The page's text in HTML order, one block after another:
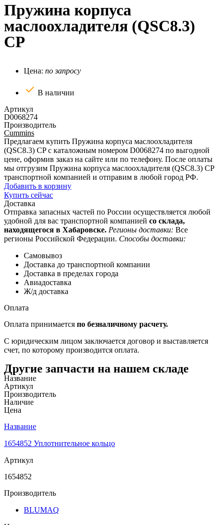
Пружина корпуса
маслоохладителя (QSC8.3)
CP
Цена: по запросу
В наличии
Артикул
D0068274
Производитель
Cummins
Предлагаем купить Пружина корпуса маслоохладителя
(QSC8.3) CP с каталожным номером D0068274 по выгодной
цене, оформив заказ на сайте или по телефону. После оплаты
мы отгрузим Пружина корпуса маслоохладителя (QSC8.3) CP
транспортной компанией и отправим в любой город РФ.
Добавить в корзину
Купить сейчас
Доставка
Отправка запасных частей по России осуществляется любой
удобной для вас транспортной компанией со склада,
находящегося в Хабаровске. Регионы доставки: Все
регионы Российской Федерации. Способы доставки:
Самовывоз
Доставка до транспортной компании
Доставка в пределах города
Авиадоставка
Ж/д доставка
Оплата
Оплата принимается по безналичному расчету.
С юридическим лицом заключается договор и выставляется
счет, по которому производится оплата.
Другие запчасти на нашем складе
Название
Артикул
Производитель
Наличие
Цена
Название
1654852 Уплотнительное кольцо
Артикул
1654852
Производитель
BLUMAQ